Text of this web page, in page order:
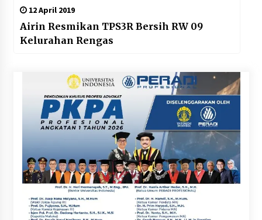
12 April 2019
Airin Resmikan TPS3R Bersih RW 09
Kelurahan Rengas